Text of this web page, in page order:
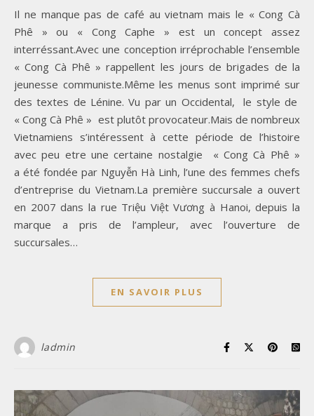
Il ne manque pas de café au vietnam mais le « Cong Cà
Phê » ou « Cong Caphe » est un concept assez
interréssant.Avec une conception irréprochable l’ensemble
« Cong Cà Phê » rappellent les jours de brigades de la
jeunesse communiste.Même les menus sont imprimé sur
des textes de Lénine. Vu par un Occidental, le style de
« Cong Cà Phê » est plutôt provocateur.Mais de nombreux
Vietnamiens s’intéressent à cette période de l’histoire
avec peu etre une certaine nostalgie « Cong Cà Phê »
a été fondée par Nguyễn Hà Linh, l’une des femmes chefs
d’entreprise du Vietnam.La première succursale a ouvert
en 2007 dans la rue Triệu Việt Vương à Hanoi, depuis la
marque a pris de l’ampleur, avec l’ouverture de
succursales…
EN SAVOIR PLUS
ladmin